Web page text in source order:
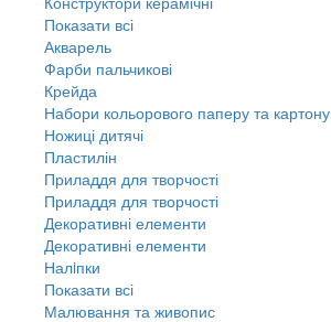
Показати всі
Акварель
Фарби пальчикові
Крейда
Набори кольорового паперу та картону
Ножиці дитячі
Пластилін
Приладдя для творчості
Приладдя для творчості
Декоративні елементи
Декоративні елементи
Налiпки
Показати всі
Малювання та живопис